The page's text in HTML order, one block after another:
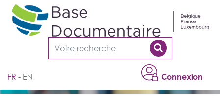
Connexion
FR EN
Cookies management panel